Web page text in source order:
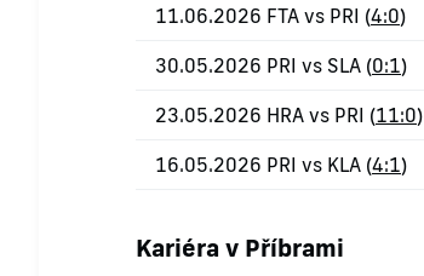
11.06.2026 FTA vs PRI (4:0)
30.05.2026 PRI vs SLA (0:1)
23.05.2026 HRA vs PRI (11:0)
16.05.2026 PRI vs KLA (4:1)
Kariéra v Příbrami